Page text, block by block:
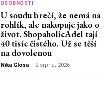
OSOBNOSTI
U soudu brečí, že nemá na
rohlík, ale nakupuje jako o
život. ShopaholicAdel tají
40 tisíc čistého. Už se těší
na dovolenou
Nika Glosa - 2 srpna, 2026